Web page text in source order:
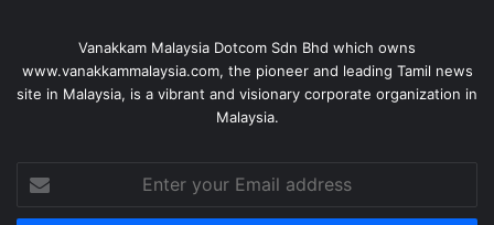
Vanakkam Malaysia Dotcom Sdn Bhd which owns
www.vanakkammalaysia.com, the pioneer and leading Tamil news
site in Malaysia, is a vibrant and visionary corporate organization in
Malaysia.
your
Email